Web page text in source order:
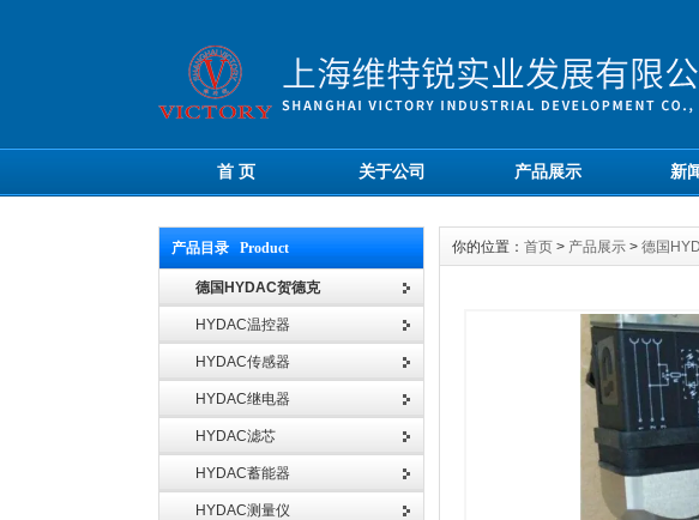
首 页 关于公司 产品展示 新
产品目录 Product
德国HYDAC贺德克
HYDAC温控器
HYDAC传感器
HYDAC继电器
HYDAC滤芯
HYDAC蓄能器
HYDAC测量仪
你的位置： 首页 > 产品展示 > 德国